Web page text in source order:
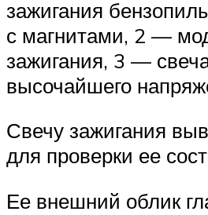
зажигания
с магнитами, 2 —
зажигания, 3 —
высочайшего
Свечу зажигания
для проверки ее
Ее внешний облик